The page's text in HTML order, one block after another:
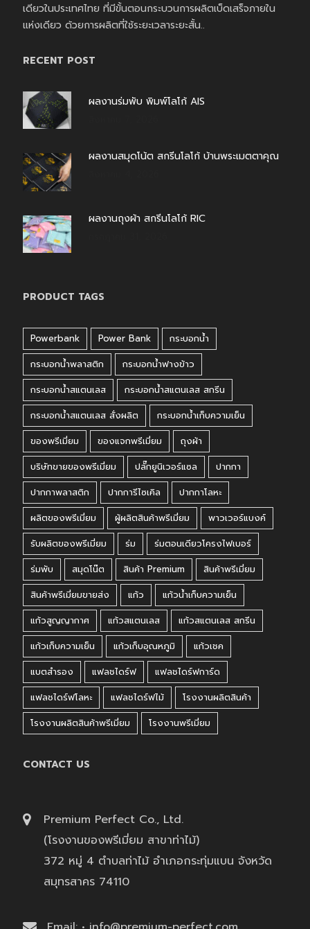
เดียวในประเทศไทย ที่มีขั้นตอนกระบวนการผลิตเบ็ดเสร็จภายใน
แห่งเดียว ด้วยการผลิตที่ใช้ระยะเวลาระยะสั้น..
RECENT POST
ผลงานร่มพับ พิมพ์โลโก้ AIS
ผลงานสมุดโน้ต สกรีนโลโก้ บ้านพระเมตตาคุณ
ผลงานถุงผ้า สกรีนโลโก้ RIC
PRODUCT TAGS
Powerbank Power Bank
กระบอกน้ำ
กระบอกน้ำพลาสติก
กระบอกน้ำฟางข้าว
กระบอกน้ำสแตนเลส
กระบอกน้ำสแตนเลส สกรีน
กระบอกน้ำสแตนเลส สั่งผลิต
กระบอกน้ำเก็บความเย็น
ของพรีเมี่ยม
ของแจกพรีเมี่ยม
ถุงผ้า
บริษัทขายของพรีเมี่ยม
ปลั๊กยูนิเวอร์แซล
ปากกา
ปากกาพลาสติก
ปากการีไซเคิล
ปากกาโลหะ
ผลิตของพรีเมี่ยม
ผู้ผลิตสินค้าพรีเมี่ยม
พาวเวอร์แบงค์
รับผลิตของพรีเมี่ยม
ร่ม
ร่มตอนเดียวโครงไฟเบอร์
ร่มพับ
สมุดโน๊ต สินค้า Premium
สินค้าพรีเมี่ยม
สินค้าพรีเมี่ยมขายส่ง
แก้ว
แก้วน้ำเก็บความเย็น
แก้วสูญญากาศ
แก้วสแตนเลส
แก้วสแตนเลส สกรีน
แก้วเก็บความเย็น
แก้วเก็บอุณหภูมิ
แก้วเชค
แบตสำรอง
แฟลชไดร์ฟ
แฟลชไดร์ฟการ์ด
แฟลชไดร์ฟโลหะ
แฟลชไดร์ฟไม้
โรงงานผลิตสินค้า
โรงงานผลิตสินค้าพรีเมี่ยม
โรงงานพรีเมี่ยม
CONTACT US
Premium Perfect Co., Ltd.
(โรงงานของพรีเมี่ยม สาขาท่าไม้)
372 หมู่ 4 ตำบลท่าไม้ อำเภอกระทุ่มแบน จังหวัด
สมุทรสาคร 74110